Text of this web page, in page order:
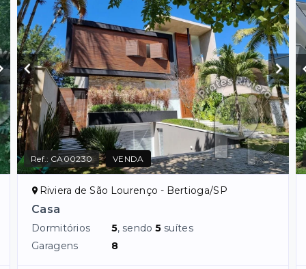
Ref.: CA00230 VENDA
Riviera de São Lourenço - Bertioga/SP
Casa
Dormitórios 5, sendo5 suítes
Garagens
8